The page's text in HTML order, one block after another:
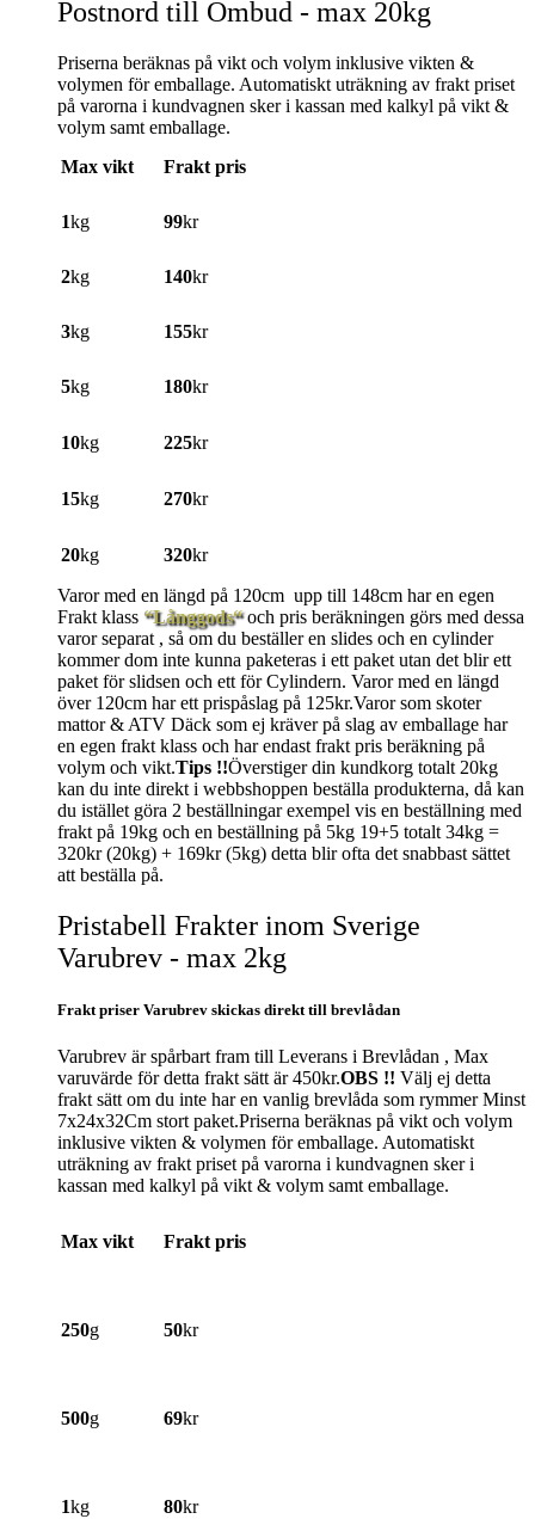
Postnord till Ombud - max 20kg
Priserna beräknas på vikt och volym inklusive vikten &
volymen för emballage. Automatiskt uträkning av frakt priset
på varorna i kundvagnen sker i kassan med kalkyl på vikt &
volym samt emballage.
Max vikt
Frakt pris
1kg 99kr
2kg 140kr
3kg 155kr
5kg 180kr
10kg 225kr
15kg 270kr
20kg 320kr
Varor med en längd på 120cm upp till 148cm har en egen
Frakt klass “Långgods“och pris beräkningen görs med dessa
varor separat , så om du beställer en slides och en cylinder
kommer dom inte kunna paketeras i ett paket utan det blir ett
paket för slidsen och ett för Cylindern. Varor med en längd
över 120cm har ett prispåslag på 125kr.Varor som skoter
mattor & ATV Däck som ej kräver på slag av emballage har
en egen frakt klass och har endast frakt pris beräkning på
volym och vikt.Tips !!Överstiger din kundkorg totalt 20kg
kan du inte direkt i webbshoppen beställa produkterna, då kan
du istället göra 2 beställningar exempel vis en beställning med
frakt på 19kg och en beställning på 5kg 19+5 totalt 34kg =
320kr (20kg) + 169kr (5kg) detta blir ofta det snabbast sättet
att beställa på.
Pristabell Frakter inom Sverige
Varubrev - max 2kg
Frakt priser Varubrev skickas direkt till brevlådan
Varubrev är spårbart fram till Leverans i Brevlådan , Max
varuvärde för detta frakt sätt är 450kr.OBS !! Välj ej detta
frakt sätt om du inte har en vanlig brevlåda som rymmer Minst
7x24x32Cm stort paket.Priserna beräknas på vikt och volym
inklusive vikten & volymen för emballage. Automatiskt
uträkning av frakt priset på varorna i kundvagnen sker i
kassan med kalkyl på vikt & volym samt emballage.
Max vikt Frakt pris
250g 50kr
500g 69kr
1kg 80kr